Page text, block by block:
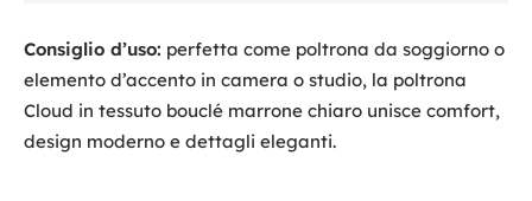
Consiglio d’uso: perfetta come poltrona da soggiorno o
elemento d’accento in camera o studio, la poltrona
Cloud in tessuto bouclé marrone chiaro unisce comfort,
design moderno e dettagli eleganti.